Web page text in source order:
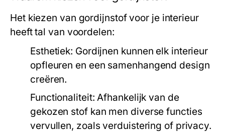
Het kiezen van gordijnstof voor je interieur
heeft tal van voordelen:
Esthetiek: Gordijnen kunnen elk interieur
opfleuren en een samenhangend design
creëren.
Functionaliteit: Afhankelijk van de
gekozen stof kan men diverse functies
vervullen, zoals verduistering of privacy.